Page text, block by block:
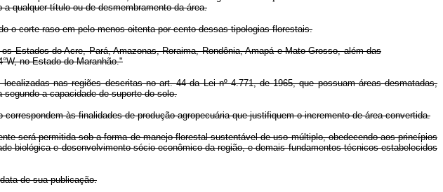
qualquer título ou de desmembramento da área.
corte raso em pelo menos oitenta por cento dessas tipologias florestais.
Estados do Acre, Pará, Amazonas, Roraima, Rondônia, Amapá e Mato Grosso, além das
no Estado do Maranhão."
nas regiões descritas no art. 44 da Lei nº 4.771, de 1965, que possuam áreas desmatadas,
a capacidade de suporte do solo.
às finalidades de produção agropecuária que justifiquem o incremento de área convertida.
será permitida sob a forma de manejo florestal sustentável de uso múltiplo, obedecendo aos princípios
biológica e desenvolvimento sócio-econômico da região, e demais fundamentos técnicos estabelecidos
de sua publicação.